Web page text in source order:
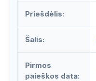
Priešdėlis:
Šalis:
Pirmos
paieškos data: